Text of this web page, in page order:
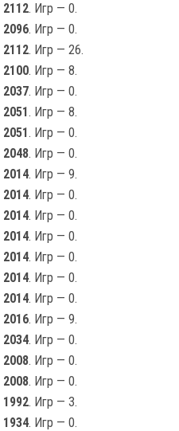
2112. Игр — 0.
2096. Игр — 0.
2112. Игр — 26.
2100. Игр — 8.
2037. Игр — 0.
2051. Игр — 8.
2051. Игр — 0.
2048. Игр — 0.
2014. Игр — 9.
2014. Игр — 0.
2014. Игр — 0.
2014. Игр — 0.
2014. Игр — 0.
2014. Игр — 0.
2014. Игр — 0.
2016. Игр — 9.
2034. Игр — 0.
2008. Игр — 0.
2008. Игр — 0.
1992. Игр — 3.
1934. Игр — 0.